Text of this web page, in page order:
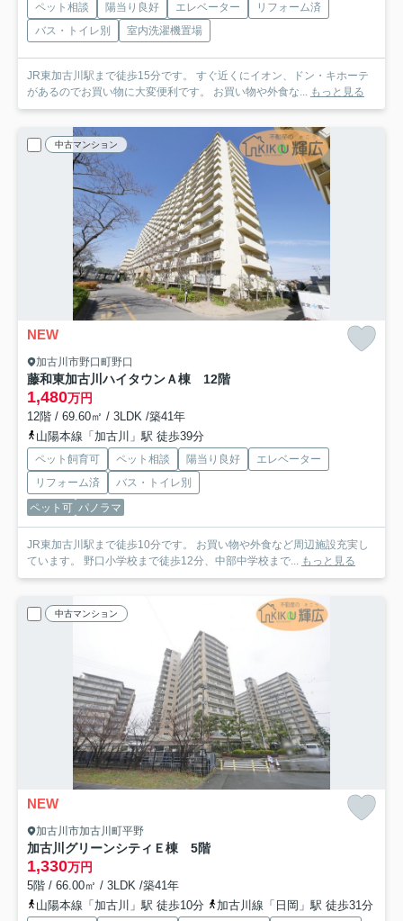
ペット相談 陽当り良好 エレベーター
リフォーム済
バス・トイレ別
室内洗濯機置場
JR東加古川駅まで徒歩15分です。 すぐ近くにイオン、ドン・キホーテ
があるのでお買い物に大変便利です。 お買い物や外食な... もっと見る
中古マンション
NEW
加古川市野口町野口
藤和東加古川ハイタウンＡ棟 12階
1,480万円
12階 / 69.60㎡ / 3LDK /築41年
山陽本線「加古川」駅 徒歩39分
ペット飼育可 ペット相談 陽当り良好
エレベーター
リフォーム済
バス・トイレ別
ペット可 パノラマ
JR東加古川駅まで徒歩10分です。 お買い物や外食など周辺施設充実し
ています。 野口小学校まで徒歩12分、中部中学校まで... もっと見る
中古マンション
NEW
加古川市加古川町平野
加古川グリーンシティＥ棟 5階
1,330万円
5階 / 66.00㎡ / 3LDK /築41年
山陽本線「加古川」駅 徒歩10分
加古川線「日岡」駅 徒歩31分